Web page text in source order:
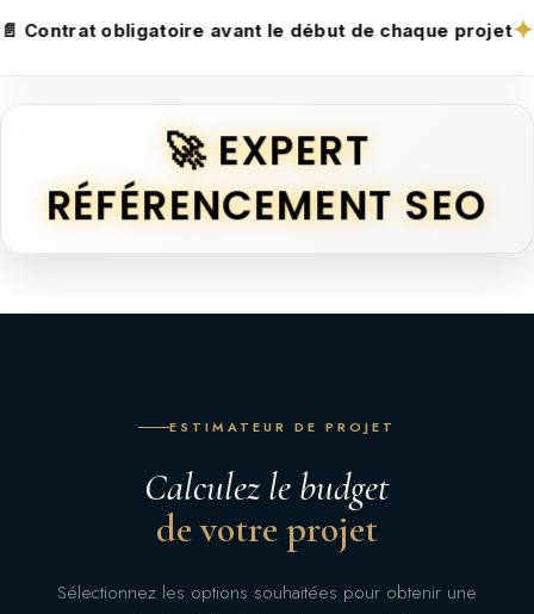
avant le début de chaque projet✦🛡️ Transparence,
🚀 EXPERT
RÉFÉRENCEMENT SEO
ESTIMATEUR DE PROJET
Calculez le budget
de votre projet
Sélectionnez les options souhaitées pour obtenir une